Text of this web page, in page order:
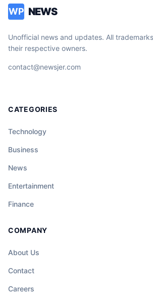
WP NEWS
Unofficial news and updates. All
their respective owners.
contact@newsjer.com
CATEGORIES
Technology
Business
News
Entertainment
Finance
COMPANY
About Us
Contact
Careers